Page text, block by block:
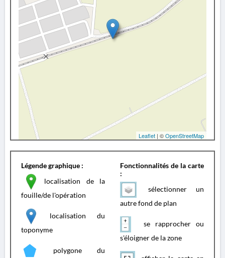
Leaflet | ©OpenStreetMap
Légende graphique :
localisation de la
fouille/de l'opération
localisation du
toponyme
polygone du
Fonctionnalités de la carte
:
sélectionner un
autre fond de plan
se rapprocher ou
s'éloigner de la zone